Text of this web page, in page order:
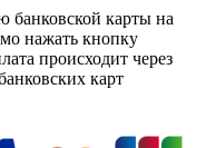
банковской карты на
нажать кнопку
происходит через
карт